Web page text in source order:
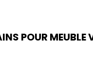
POUR MEUBLE